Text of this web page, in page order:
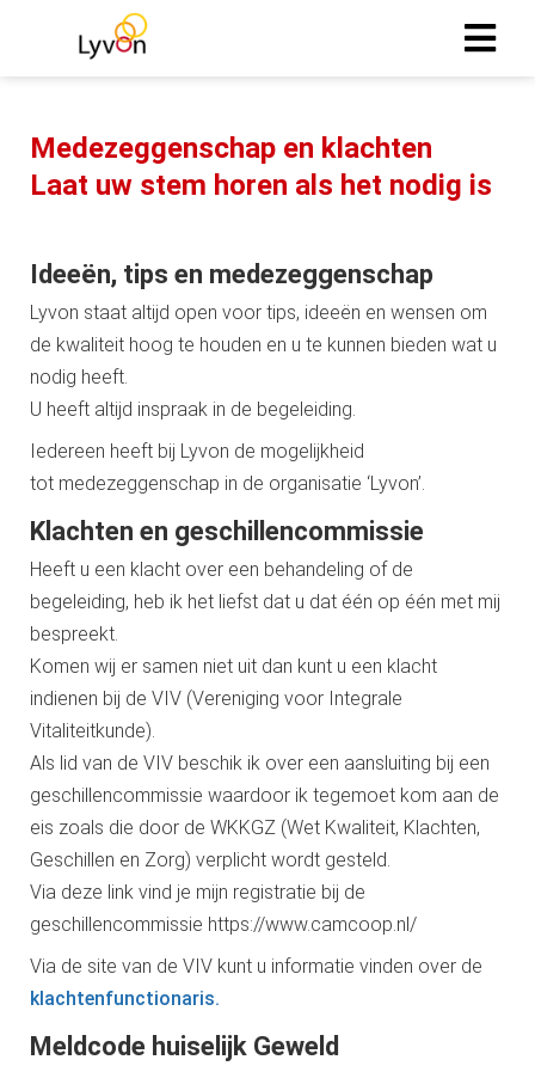
Medezeggenschap en klachten
Laat uw stem horen als het nodig is
Ideeën, tips en medezeggenschap
Lyvon staat altijd open voor tips, ideeën en wensen om
de kwaliteit hoog te houden en u te kunnen bieden wat u
nodig heeft.
U heeft altijd inspraak in de begeleiding.
Iedereen heeft bij Lyvon de mogelijkheid
tot medezeggenschap in de organisatie ‘Lyvon’.
Klachten en geschillencommissie
Heeft u een klacht over een behandeling of de
begeleiding, heb ik het liefst dat u dat één op één met mij
bespreekt.
Komen wij er samen niet uit dan kunt u een klacht
indienen bij de VIV (Vereniging voor Integrale
Vitaliteitkunde).
Als lid van de VIV beschik ik over een aansluiting bij een
geschillencommissie waardoor ik tegemoet kom aan de
eis zoals die door de WKKGZ (Wet Kwaliteit, Klachten,
Geschillen en Zorg) verplicht wordt gesteld.
Via deze link vind je mijn registratie bij de
geschillencommissie https://www.camcoop.nl/
Via de site van de VIV kunt u informatie vinden over de
klachtenfunctionaris.
Meldcode huiselijk Geweld